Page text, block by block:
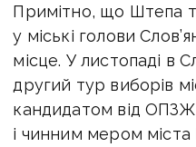
Примітно, що Штепа
у міські голови
місце. У листопаді в
другий тур виборів
кандидатом від
і чинним мером